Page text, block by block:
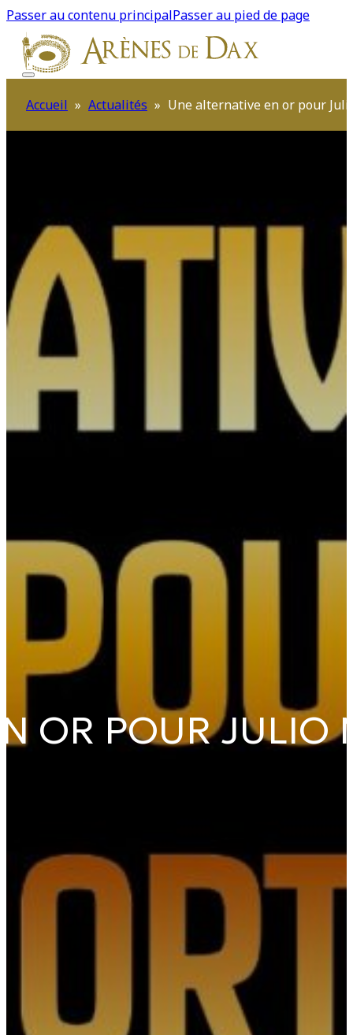
Passer au contenu principalPasser au pied de page
Accueil » Actualités » Une alternative en or pour
OR POUR JULIO